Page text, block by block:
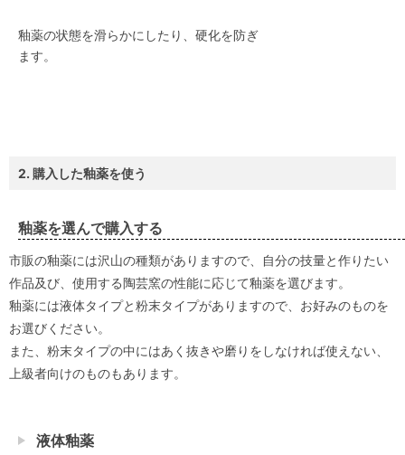
釉薬の状態を滑らかにしたり、硬化を防ぎ
ます。
2. 購入した釉薬を使う
釉薬を選んで購入する
市販の釉薬には沢山の種類がありますので、自分の技量と作りたい
作品及び、使用する陶芸窯の性能に応じて釉薬を選びます。
釉薬には液体タイプと粉末タイプがありますので、お好みのものを
お選びください。
また、粉末タイプの中にはあく抜きや磨りをしなければ使えない、
上級者向けのものもあります。
液体釉薬